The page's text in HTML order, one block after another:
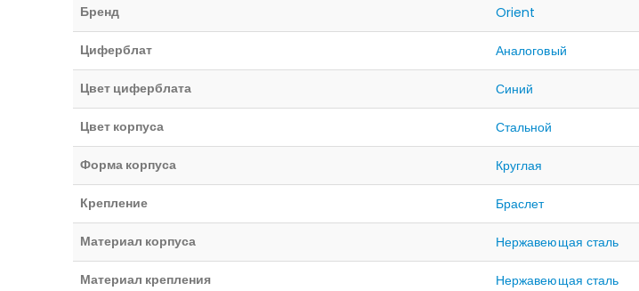
Бренд Orient
Циферблат Аналоговый
Цвет циферблата Синий
Цвет корпуса Стальной
Форма корпуса Круглая
Крепление Браслет
Материал корпуса Нержавеющая сталь
Материал крепления Нержавеющая сталь